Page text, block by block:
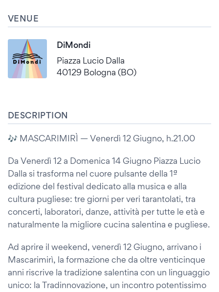
VENUE
DiMondi
Piazza Lucio Dalla
40129 Bologna (BO)
DESCRIPTION
🎶 MASCARIMIRÌ — Venerdì 12 Giugno, h.21.00
Da Venerdì 12 a Domenica 14 Giugno Piazza Lucio
Dalla si trasforma nel cuore pulsante della 1ª
edizione del festival dedicato alla musica e alla
cultura pugliese: tre giorni per veri tarantolati, tra
concerti, laboratori, danze, attività per tutte le età e
naturalmente la migliore cucina salentina e pugliese.
Ad aprire il weekend, venerdì 12 Giugno, arrivano i
Mascarimirì, la formazione che da oltre venticinque
anni riscrive la tradizione salentina con un linguaggio
unico: la Tradinnovazione, un incontro potentissimo